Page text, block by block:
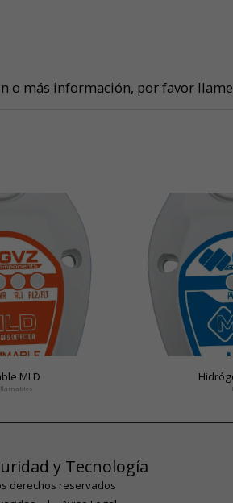
o más información, por favor
MLD
y Tecnología
derechos reservados